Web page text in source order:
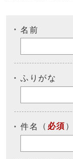
名前
ふりがな
件名 （ 必須 ）